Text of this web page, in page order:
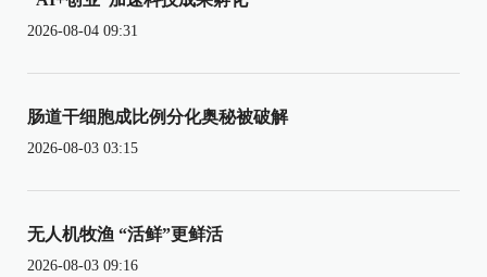
2026-08-04 09:31
肠道干细胞成比例分化奥秘被破解
2026-08-03 03:15
无人机牧渔 “活鲜”更鲜活
2026-08-03 09:16